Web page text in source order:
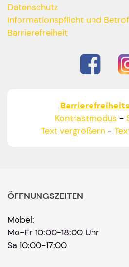
Datenschutz
Informationspflicht und
Barrierefreiheit
Kontrastmodus -
Text vergrößern -
ÖFFNUNGSZEITEN
Möbel:
Mo-Fr 10:00-18:00 Uhr
Sa 10:00-17:00